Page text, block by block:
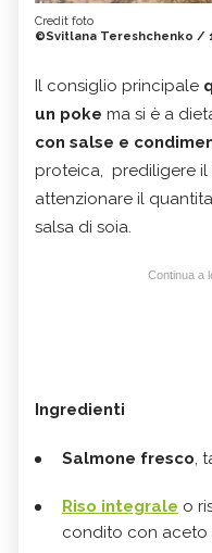
Credit foto
©Svitlana Tereshchenko /
Il consiglio principale
un poke ma si è a
con salse e
proteica, prediligere il
attenzionare il
salsa di soia.
Continua a
Ingredienti
Salmone fresco,
Riso integrale o
condito con aceto